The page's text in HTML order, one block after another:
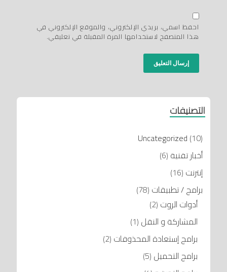
احفظ اسمي، بريدي الإلكتروني، والموقع الإلكتروني في
هذا المتصفح لاستخدامها المرة المقبلة في تعليقي.
التصنيفات
Uncategorized (10)
أخبار تقنية (6)
إنترنت (16)
برامج / تطبيقات (78)
أدوات الروت (2)
المشاركة و النقل (1)
برامج إستعادة المحذوفات (2)
برامج التحميل (5)